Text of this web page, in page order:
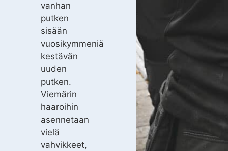
vanhan
putken
sisään
vuosikymmeniä
kestävän
uuden
putken.
Viemärin
haaroihin
asennetaan
vielä
vahvikkeet,